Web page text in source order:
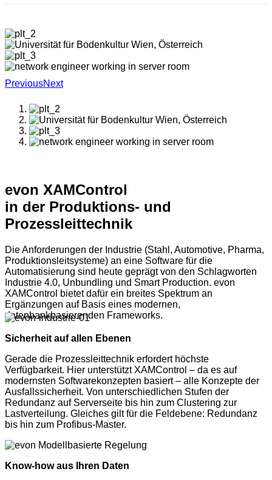
PreviousNext
evon XAMControl
in der Produktions- und
Prozessleittechnik
Die Anforderungen der Industrie (Stahl, Automotive, Pharma,
Produktionsleitsysteme) an eine Software für die
Automatisierung sind heute geprägt von den Schlagworten
Industrie 4.0, Unbundling und Smart Production. evon
XAMControl bietet dafür ein breites Spektrum an
Ergänzungen auf Basis eines modernen,
datenbankbasierenden Frameworks.
Sicherheit auf allen Ebenen
Gerade die Prozessleittechnik erfordert höchste
Verfügbarkeit. Hier unterstützt XAMControl – da es auf
modernsten Softwarekonzepten basiert – alle Konzepte der
Ausfallssicherheit. Von unterschiedlichen Stufen der
Redundanz auf Serverseite bis hin zum Clustering zur
Lastverteilung. Gleiches gilt für die Feldebene: Redundanz
bis hin zum Profibus-Master.
Know-how aus Ihren Daten